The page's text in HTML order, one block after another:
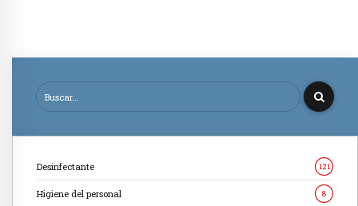
Desinfectante 121
Higiene del personal 8